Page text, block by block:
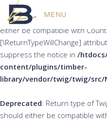
Deprecated
: Return type of
either be compatible with
[\ReturnTypeWillChange]
suppress the notice in /
content/plugins/timber-
library/vendor/twig/twig/src/
Deprecated: Return type of
should either be compatible
MENU